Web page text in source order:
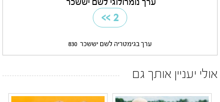
ערך נומרולוגי לשם יששכר
2
>>
ערך בגימטריה לשם יששכר 830
אולי יעניין אותך גם